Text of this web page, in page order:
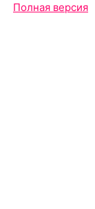
Полная версия